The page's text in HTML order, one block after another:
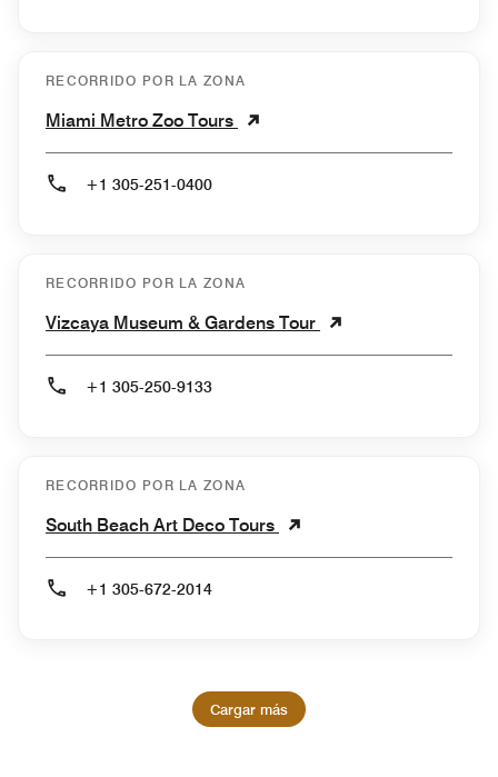
RECORRIDO POR LA ZONA
Miami Metro Zoo Tours
+1 305-251-0400
RECORRIDO POR LA ZONA
Vizcaya Museum & Gardens Tour
+1 305-250-9133
RECORRIDO POR LA ZONA
South Beach Art Deco Tours
+1 305-672-2014
Cargar más